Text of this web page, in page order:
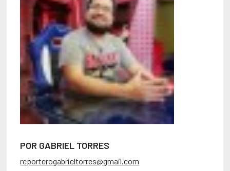
POR GABRIEL TORRES
reporterogabrieltorres@gmail.com